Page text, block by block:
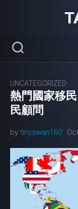
UNCATEGORIZED
熱門國家移
民顧問
by tinyswan160